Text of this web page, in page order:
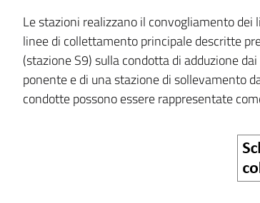
Le stazioni realizzano il convogliamento
linee di collettamento principale descritte
(stazione S9) sulla condotta di adduzione
ponente e di una stazione di sollevamento
condotte possono essere rappresentate